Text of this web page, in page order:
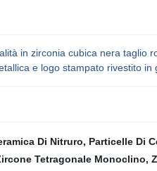
in zirconia cubica nera taglio
e logo stampato rivestito in
Di Nitruro, Particelle Di
Tetragonale Monoclino,